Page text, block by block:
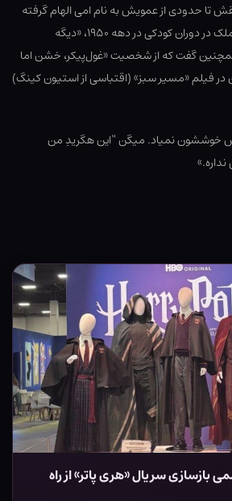
تا حدودی از عمویش به نام امی الهام گرفته
است که پس از ابتلا به مخملک در دوران کودکی در دهه ۱۹۵۰، «دیگه
گفت که از شخصیت «غول‌پیکر، خشن اما
در فیلم «مسیر سبز» (اقتباسی از استیون کینگ)
خوششون نمیاد. میگن “این هگریدِ من
بازسازی سریال «هری پاتر» از راه